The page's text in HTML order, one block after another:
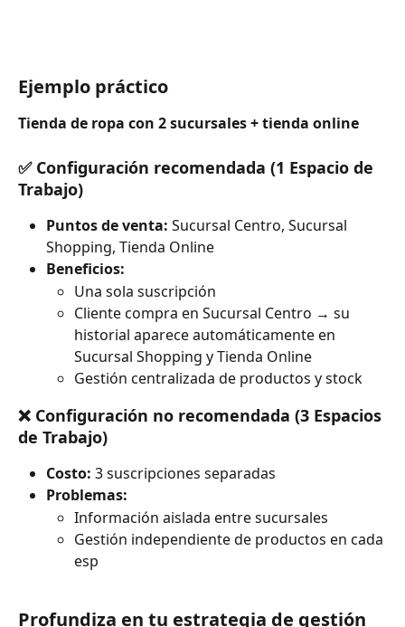
Ejemplo práctico
Tienda de ropa con 2 sucursales + tienda online
✅ Configuración recomendada (1 Espacio de
Trabajo)
Puntos de venta: Sucursal Centro, Sucursal
Shopping, Tienda Online
Beneficios:
Una sola suscripción
Cliente compra en Sucursal Centro → su
historial aparece automáticamente en
Sucursal Shopping y Tienda Online
Gestión centralizada de productos y stock
❌ Configuración no recomendada (3 Espacios
de Trabajo)
Costo: 3 suscripciones separadas
Problemas:
Información aislada entre sucursales
Gestión independiente de productos en cada
esp
Profundiza en tu estrategia de gestión